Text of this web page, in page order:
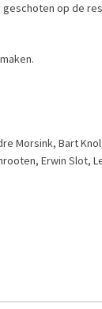
op de
Morsink, Bart
Erwin Slot,